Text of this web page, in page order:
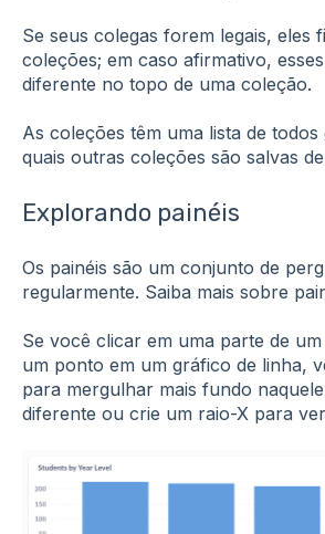
Se seus colegas forem legais, eles
coleções; em caso afirmativo,
diferente no topo de uma coleção.
As coleções têm uma lista de
quais outras coleções são salvas
Explorando painéis
Os painéis são um conjunto de
regularmente. Saiba mais sobre
Se você clicar em uma parte de
um ponto em um gráfico de linha,
para mergulhar mais fundo
diferente ou crie um raio-X para